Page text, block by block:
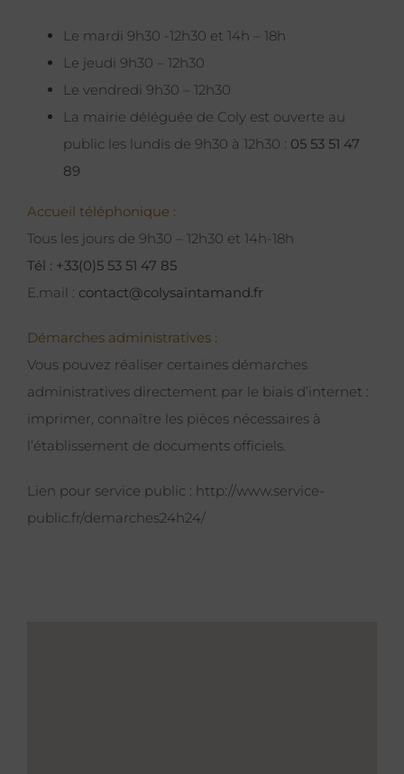
Le mardi 9h30 -12h30 et 14h – 18h
Le jeudi 9h30 – 12h30
Le vendredi 9h30 – 12h30
La mairie déléguée de Coly est ouverte au
public les lundis de 9h30 à 12h30 : 05 53 51 47
89
Accueil téléphonique :
Tous les jours de 9h30 – 12h30 et 14h-18h
Tél : +33(0)5 53 51 47 85
E.mail : contact@colysaintamand.fr
Démarches administratives :
Vous pouvez réaliser certaines démarches
administratives directement par le biais d’internet :
imprimer, connaître les pièces nécessaires à
l’établissement de documents officiels.
Lien pour service public : http://www.service-
public.fr/demarches24h24/